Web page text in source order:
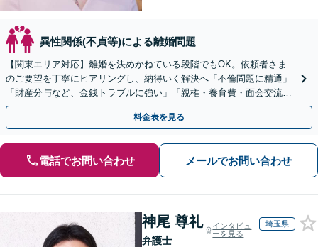
異性関係(不貞等)による離婚問題
【関東エリア対応】離婚を決めかねている段階でもOK。依頼者さま
のご要望を丁寧にヒアリングし、納得いく解決へ「不倫問題に精通」
「財産分与など、金銭トラブルに強い」「親権・養育費・面会交流も
お任せ」【完全個室】【子連れ相談可】【初回相談無料】
料金表を見る
電話でお問い合わせ メールでお問い合わせ
神尾 尊礼
弁護士
インタビュ
ーを見る
埼玉県